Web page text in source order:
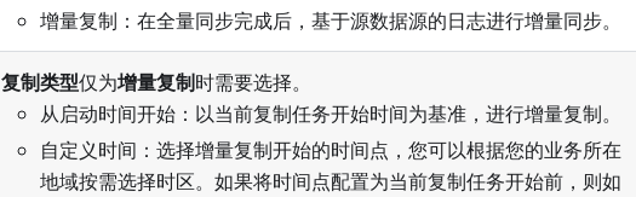
增量复制：在全量同步完成后，基于源数据源的日志进行增量同步。
复制类型仅为增量复制时需要选择。
从启动时间开始：以当前复制任务开始时间为基准，进行增量复制。
自定义时间：选择增量复制开始的时间点，您可以根据您的业务所在
地域按需选择时区。如果将时间点配置为当前复制任务开始前，则如